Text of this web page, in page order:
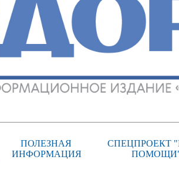
ПОЛЕЗНАЯ
ИНФОРМАЦИЯ
СПЕЦПРОЕКТ